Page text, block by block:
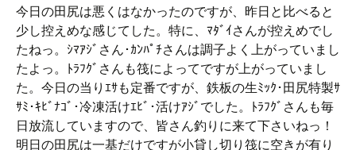
今日の田尻は悪くはなかったのですが、昨日と比べると
少し控えめな感じてした。特に、ﾏﾀﾞｲさんが控えめでし
たねっ。ｼﾏｱｼﾞさん･ｶﾝﾊﾟﾁさんは調子よく上がっていまし
たよっ。ﾄﾗﾌｸﾞさんも筏によってですが上がっていまし
た。今日の当りｴｻも定番ですが、鉄板の生ﾐｯｸ･田尻特製ｻ
ｻﾐ･ｷﾋﾞﾅｺﾞ･冷凍活けｴﾋﾞ･活けｱｼﾞでした。ﾄﾗﾌｸﾞさんも毎
日放流していますので、皆さん釣りに来て下さいねっ！
明日の田尻は一基だけですが小貸し切り筏に空きが有り